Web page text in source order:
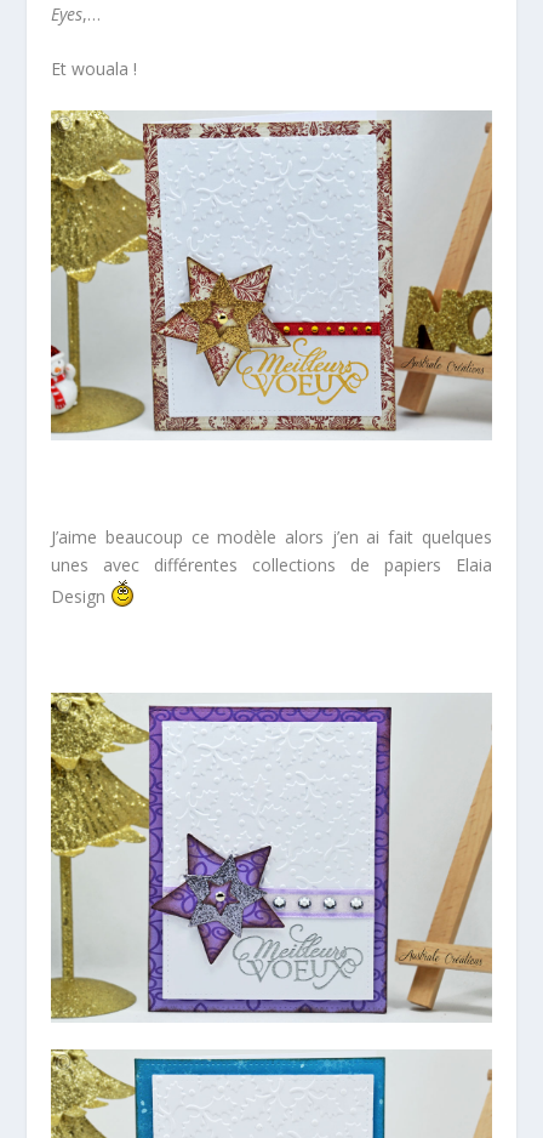
Eyes,…
Et wouala !
J’aime beaucoup ce modèle alors j’en ai fait quelques
unes avec différentes collections de papiers Elaia
Design